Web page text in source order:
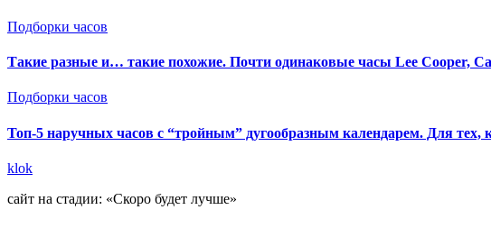
Подборки часов
Такие разные и… такие похожие. Почти одинаковые часы Lee Cooper,
Подборки часов
Топ-5 наручных часов с “тройным” дугообразным календарем. Для тех,
klok
сайт на стадии: «Скоро будет лучше»